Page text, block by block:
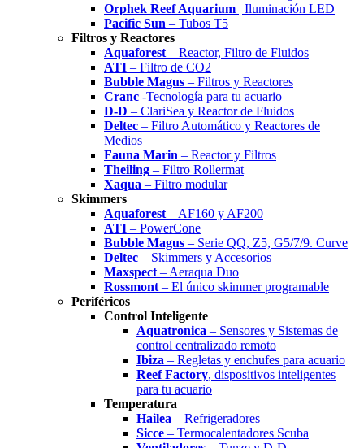
Orphek Reef Aquarium | Iluminación LED
Pacific Sun – Tubos T5
Filtros y Reactores
Aquaforest – Reactor, Filtro de Fluidos
ATI – Filtro de CO2
Bubble Magus – Filtros y Reactores
Cranc -Tecnología para tu acuario
D-D – ClariSea y Reactor de Fluidos
Deltec – Filtro Automático y Reactores de
Medios
Fauna Marin – Reactor y Filtros
Theiling – Filtro Rollermat
Xaqua – Filtro modular
Skimmers
Aquaforest – AF160 y AF200
ATI – PowerCone
Bubble Magus – Serie QQ, Z5, G5/7/9. Curve
Deltec – Skimmers y Accesorios
Maxspect – Aeraqua Duo
Rossmont – El único skimmer programable
Periféricos
Control Inteligente
Aquatronica – Sensores y Sistemas de
control centralizado remoto
Ibiza – Regletas y enchufes para acuario
Reef Factory, dispositivos inteligentes
para tu acuario
Temperatura
Hailea – Refrigeradores
Sicce – Termocalentadores Scuba